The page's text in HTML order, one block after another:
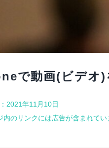
で動画(ビデオ)
2021年11月10日
内のリンクには広告が含まれてい